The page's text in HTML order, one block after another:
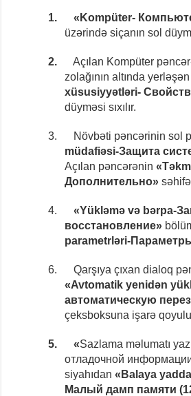
1. «Kompüter-
üzərində siçanın sol
2.
Açılan Kompüter
zolağının altında
xüsusiyyətləri-
düyməsi sıxılır.
3. Növbəti pəncərinin sol
müdafiəsi-Защита
Açılan pəncərənin
Дополнительно»
4.«Yükləmə və bərpa-
восстановление»
parametrləri-
6.Qarşıya çıxan dialoq
«Avtomatik yenidən
автоматическую
çeksboksuna işarə
5. «Sazlama məlumatı
отладочной
siyahıdan«Balaya
Малый дамп памяти